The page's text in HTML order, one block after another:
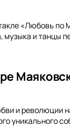
«Любовь по
и танцы
и революции
уникального